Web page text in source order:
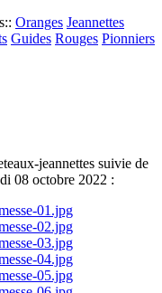
Oranges Jeannettes
Guides Rouges Pionniers
jeannettes suivie de
08 octobre 2022 :